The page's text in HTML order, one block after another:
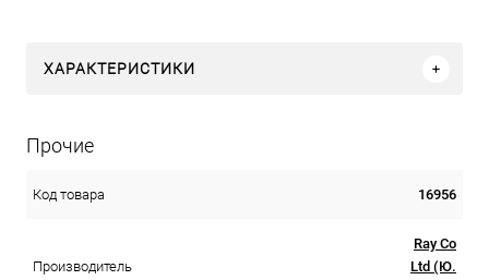
ХАРАКТЕРИСТИКИ
Прочие
Код товара 16956
Производитель
Ray Co
Ltd (Ю.